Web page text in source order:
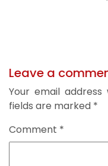
Leave a
Your email
fields are marked *
Comment *